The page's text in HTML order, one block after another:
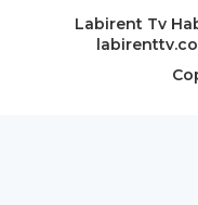
Labirent Tv